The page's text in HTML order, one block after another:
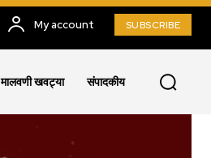
My account SUBSCRIBE
मालवणी खवट्या संपादकीय